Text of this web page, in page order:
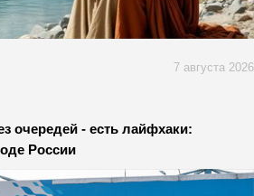
7 августа 2026
очередей - есть лайфхаки:
России